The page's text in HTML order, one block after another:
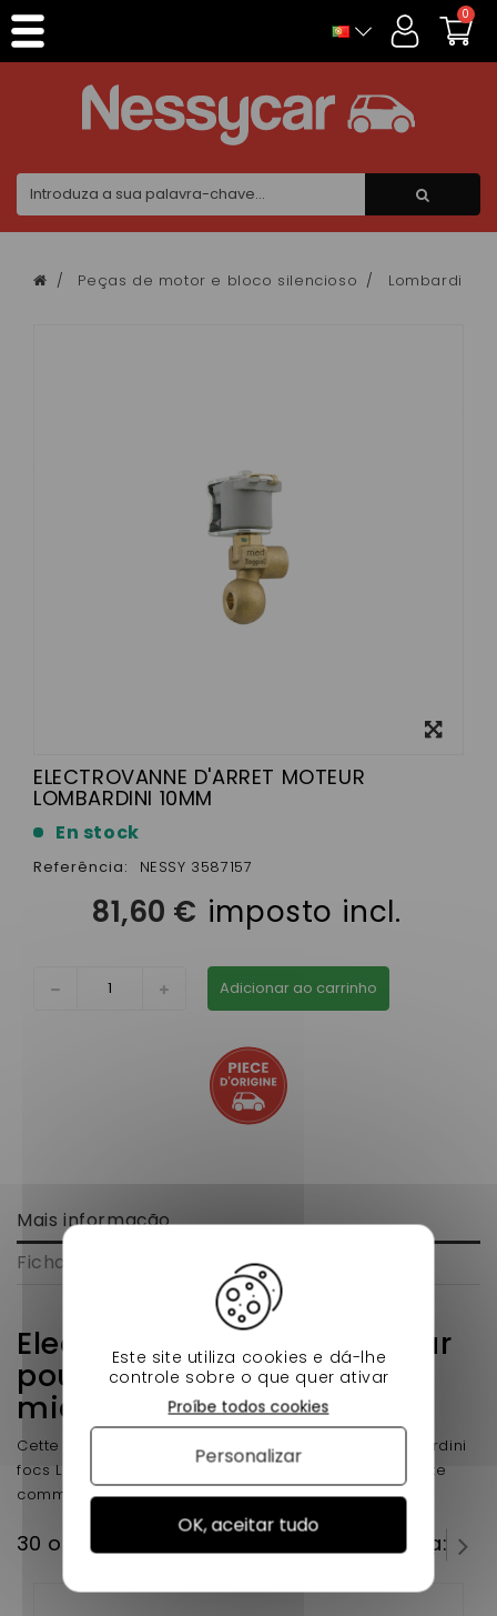
0
Peças de motor e bloco silencioso Lombardini
ELECTROVANNE D'ARRET MOTEUR
LOMBARDINI 10MM
En stock
Referência: NESSY 3587157
81,60 € imposto incl.
Adicionar ao carrinho
Mais informação
Ficha de dados
Electrovanne d'arrêt moteur
pour lombardini focs ligier
microcar chatenet
Cette électrovanne sur pompe à gasoil pour Lombardini
focs LDW502 avec un diamètre de 10 mm. Avant toute
commande vérifiez bien votre diamètre merci
30 outros produtos na mesma categoria:
Painel de Gerenciamento de Cookies
Este site utiliza cookies e dá-lhe
controle sobre o que quer ativar
OK, aceitar tudo
Proíbe todos cookies
Personalizar